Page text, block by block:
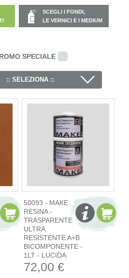
SCEGLI I FONDI,
LE VERNICI E I MEDIUM
SPECIALE
:: SELEZIONA ::
50093 - MAKE
RESINA -
TRASPARENTE
ULTRA
RESISTENTE A+B
BICOMPONENTE -
1LT - LUCIDA
72,00 €